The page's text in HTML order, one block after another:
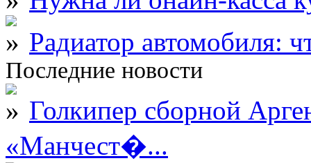
Радиатор автомобиля:
Последние новости
Голкипер сборной
«Манчест�...